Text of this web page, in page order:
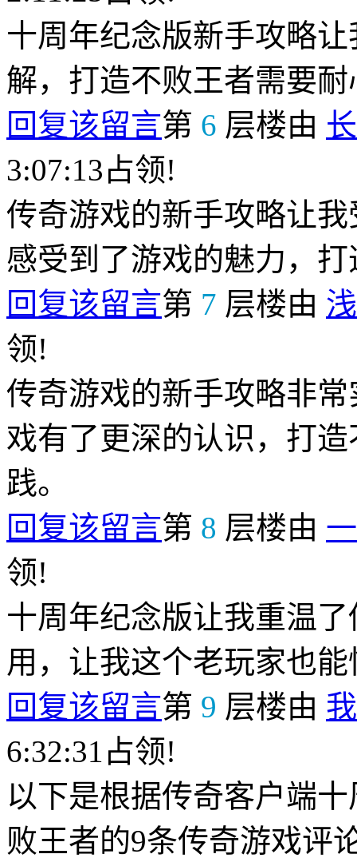
十周年纪念版新手攻略
解，打造不败王者需要
回复该留言第 6 层楼由
3:07:13占领!
传奇游戏的新手攻略让
感受到了游戏的魅力，
回复该留言第 7 层楼由
领!
传奇游戏的新手攻略非
戏有了更深的认识，打
践。
回复该留言第 8 层楼由
领!
十周年纪念版让我重温
用，让我这个老玩家也
回复该留言第 9 层楼由
6:32:31占领!
以下是根据传奇客户端
败王者的9条传奇游戏评